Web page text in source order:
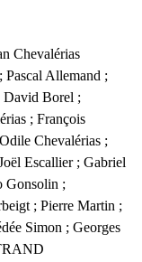
Chevalérias
Allemand ;
David Borel ;
; François
Chevalérias ;
Escallier ; Gabriel
Gonsolin ;
; Pierre Martin ;
Simon ; Georges